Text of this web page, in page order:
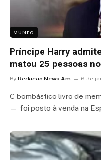
MUNDO
Príncipe Harry
matou 25 pessoas
By Redacao News Am 6 de
O bombástico livro de
— foi posto à venda na